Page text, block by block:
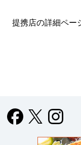
提携店の詳細ペー